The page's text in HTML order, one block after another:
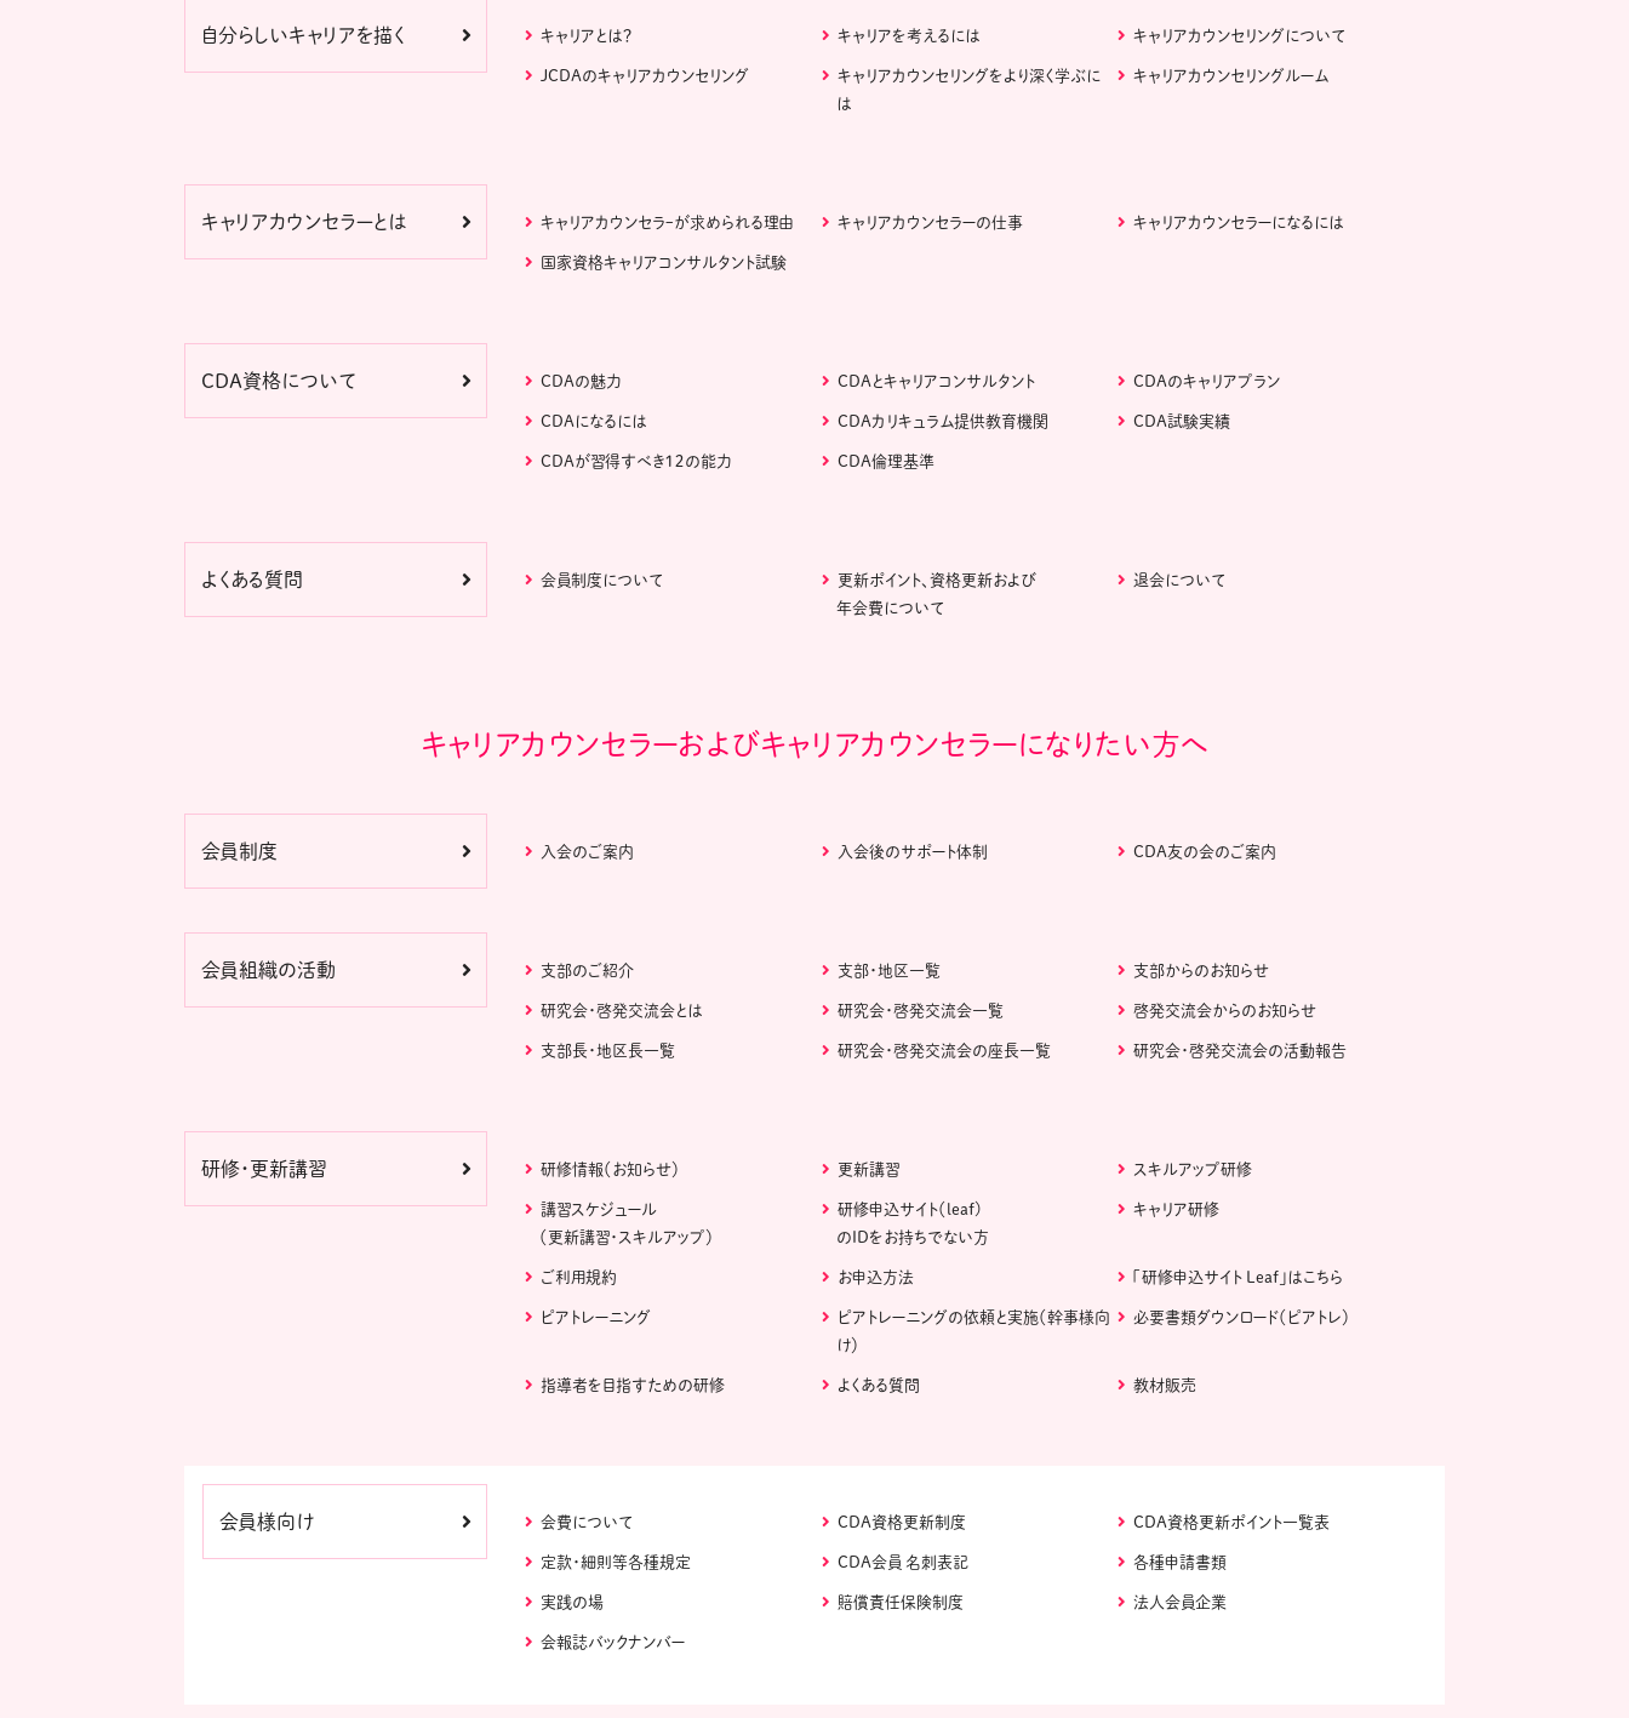
自分らしいキャリアを描く キャリアとは？ キャリアを考えるには キャリアカウンセリングについて
JCDAのキャリアカウンセリング
キャリアカウンセリングをより深く学ぶに
は
キャリアカウンセリングルーム
キャリアカウンセラーとは キャリアカウンセラｰが求められる理由 キャリアカウンセラーの仕事 キャリアカウンセラーになるには
国家資格キャリアコンサルタント試験
CDA資格について CDAの魅力 CDAとキャリアコンサルタント CDAのキャリアプラン
CDAになるには CDAカリキュラム提供教育機関 CDA試験実績
CDAが習得すべき１２の能力 CDA倫理基準
よくある質問 会員制度について
更新ポイント、資格更新および
年会費について
退会について
キャリアカウンセラーおよびキャリアカウンセラーになりたい方へ
会員制度 入会のご案内 入会後のサポート体制 CDA友の会のご案内
会員組織の活動 支部のご紹介 支部・地区一覧 支部からのお知らせ
研究会・啓発交流会とは 研究会・啓発交流会一覧 啓発交流会からのお知らせ
支部長・地区長一覧 研究会・啓発交流会の座長一覧 研究会・啓発交流会の活動報告
研修・更新講習 研修情報（お知らせ） 更新講習 スキルアップ研修
講習スケジュール
（更新講習・スキルアップ）
研修申込サイト（leaf)
のIDをお持ちでない方
キャリア研修
ご利用規約 お申込方法 「研修申込サイト Leaf」はこちら
ピアトレーニング
ピアトレーニングの依頼と実施（幹事様向
け）
必要書類ダウンロード（ピアトレ）
指導者を目指すための研修 よくある質問 教材販売
会員様向け 会費について CDA資格更新制度 CDA資格更新ポイント一覧表
定款・細則等各種規定 CDA会員 名刺表記 各種申請書類
実践の場 賠償責任保険制度 法人会員企業
会報誌バックナンバー